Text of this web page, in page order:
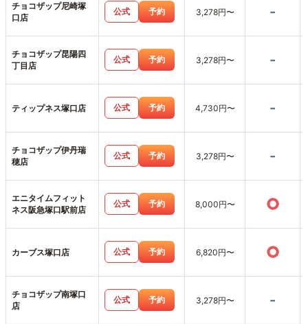
チョコザップ尼崎塚
口店
公式 予約 3,278円〜 -
チョコザップ昆陽四
丁目店
公式 予約 3,278円〜 -
ティップネス塚口店 公式 予約 4,730円〜 -
チョコザップ伊丹瑞
穂店
公式 予約 3,278円〜 -
エニタイムフィット
ネス阪急塚口駅前店
公式 予約 8,000円〜 ○
カーブス塚口店 公式 予約 6,820円〜 ○
チョコザップ南塚口
店
公式 予約 3,278円〜 -